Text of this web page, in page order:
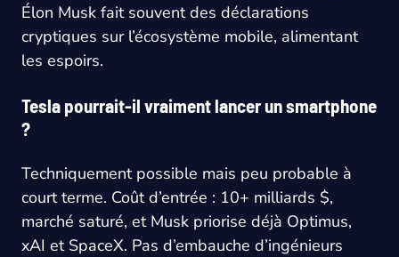
Élon Musk fait souvent des déclarations
cryptiques sur l’écosystème mobile, alimentant
les espoirs.
Tesla pourrait-il vraiment lancer un smartphone
?
Techniquement possible mais peu probable à
court terme. Coût d’entrée : 10+ milliards $,
marché saturé, et Musk priorise déjà Optimus,
xAI et SpaceX. Pas d’embauche d’ingénieurs